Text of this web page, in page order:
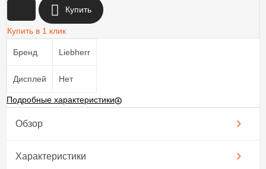
Купить
Купить в 1 клик
Бренд Liebherr
Дисплей Нет
Подробные характеристики
Обзор
Характеристики